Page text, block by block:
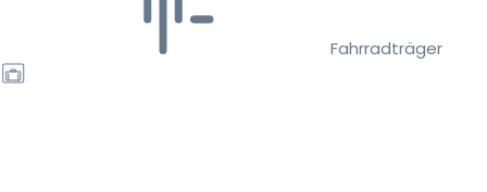
Fahrradträger